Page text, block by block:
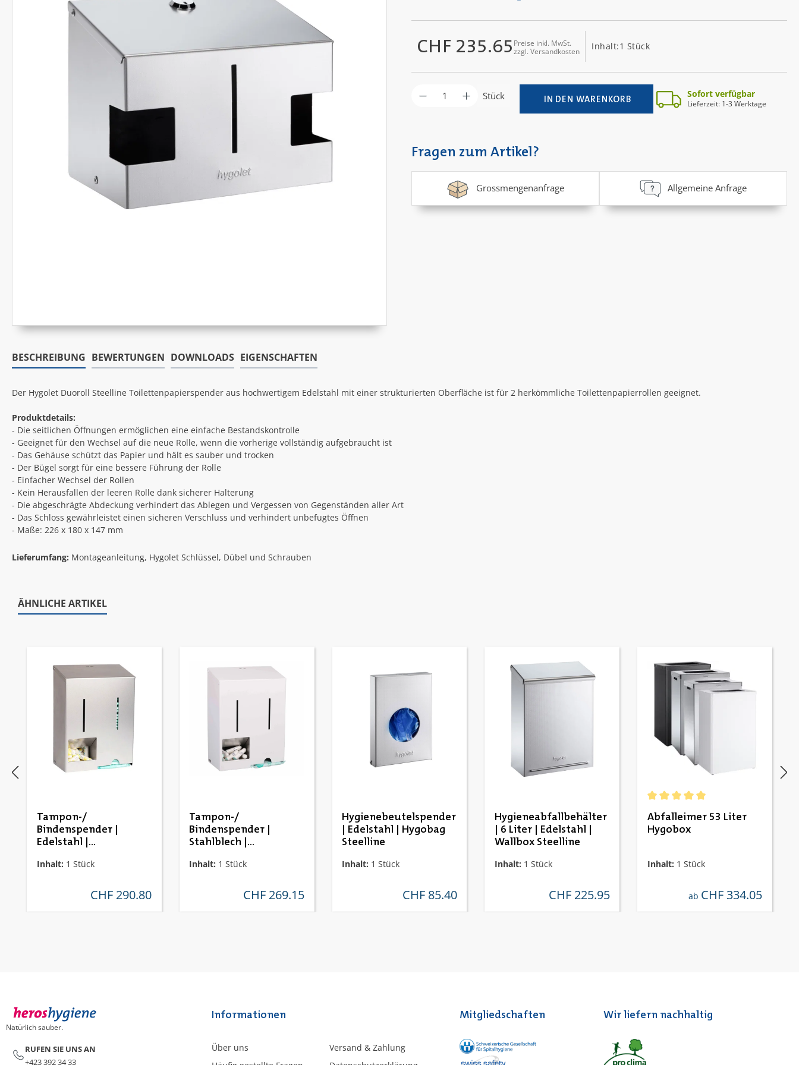
Regulärer Preis:
CHF 235.65 Preise inkl. MwSt.
zzgl. Versandkosten
Inhalt:1 Stück
Produkt Anzahl: Gib den gewünschten Wert ein oder
Stück IN DEN WARENKORB Sofort verfügbar
Lieferzeit: 1-3 Werktage
Fragen zum Artikel?
Grossmengenanfrage Allgemeine Anfrage
BESCHREIBUNG BEWERTUNGEN DOWNLOADS EIGENSCHAFTEN
Der Hygolet Duoroll Steelline Toilettenpapierspender aus hochwertigem Edelstahl mit einer strukturierten Oberfläche ist für 2 herkömmliche Toilettenpapierrollen geeignet.
Produktdetails:
- Die seitlichen Öffnungen ermöglichen eine einfache Bestandskontrolle
- Geeignet für den Wechsel auf die neue Rolle, wenn die vorherige vollständig aufgebraucht ist
- Das Gehäuse schützt das Papier und hält es sauber und trocken
- Der Bügel sorgt für eine bessere Führung der Rolle
- Einfacher Wechsel der Rollen
- Kein Herausfallen der leeren Rolle dank sicherer Halterung
- Die abgeschrägte Abdeckung verhindert das Ablegen und Vergessen von Gegenständen aller Art
- Das Schloss gewährleistet einen sicheren Verschluss und verhindert unbefugtes Öffnen
- Maße: 226 x 180 x 147 mm
Lieferumfang: Montageanleitung, Hygolet Schlüssel, Dübel und Schrauben
ÄHNLICHE ARTIKEL
Tampon-/
Bindenspender |
Edelstahl |
Inhalt: 1 Stück
regulärer preis:
CHF 290.80
Tampon-/
Bindenspender |
Stahlblech |
Whiteline
Inhalt: 1 Stück
regulärer preis:
CHF 269.15
Hygienebeutelspender
| Edelstahl | Hygobag
Steelline
Inhalt: 1 Stück
regulärer preis:
CHF 85.40
Hygieneabfallbehälter
| 6 Liter | Edelstahl |
Wallbox Steelline
Inhalt: 1 Stück
regulärer preis:
CHF 225.95
Abfalleimer 53 Liter
Hygobox
Inhalt: 1 Stück
regulärer preis:
ab CHF 334.05
Natürlich sauber.
RUFEN SIE UNS AN
+423 392 34 33
Mitgliedschaften
Informationen
Über uns
Versand & Zahlung
Wir liefern nachhaltig